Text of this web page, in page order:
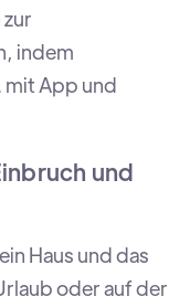
indem
mit App und
und
Haus und das
oder auf der